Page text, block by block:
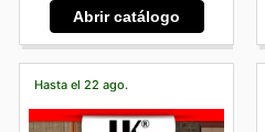
Abrir catálogo
Hasta el 22 ago.